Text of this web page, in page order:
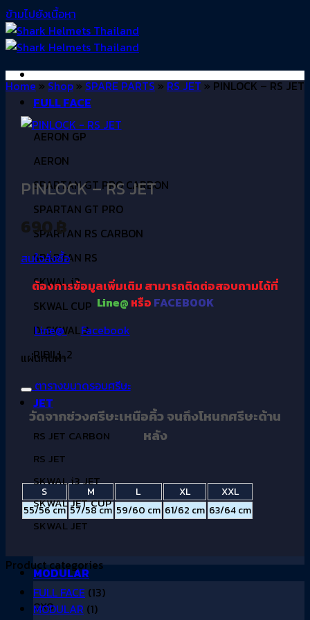
ข้ามไปยังเนื้อหา
FULL FACE
AERON GP
AERON
SPARTAN GT PRO CARBON
SPARTAN GT PRO
SPARTAN RS CARBON
SPARTAN RS
SKWAL i3
SKWAL CUP
D-SKWAL 3
RIDILL 2
JET
RS JET CARBON
RS JET
SKWAL i3 JET
SKWAL JET CUP
SKWAL JET
MODULAR
OXO
Home»Shop»SPARE PARTS»RS JET»PINLOCK – RS JET
PINLOCK – RS JET
690฿
สนใจสั่งซื้อ
ต้องการข้อมูลเพิ่มเติม สามารถติดต่อสอบถามได้ที่
Line@ หรือ FACEBOOK
Line@
Facebook
แผ่นกันฝ่า
ตารางขนาดรอบศรีษะ
วัดจากช่วงศรีษะเหนือคิ้ว จนถึงโหนกศรีษะด้าน
หลัง
S M L XL
XXL
55/56 cm 57/58 cm 59/60 cm 61/62 cm 63/64 cm
Product categories
FULL FACE (13)
MODULAR (1)